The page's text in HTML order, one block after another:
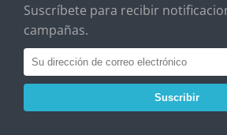
Suscríbete para recibir
campañas.
Suscribir